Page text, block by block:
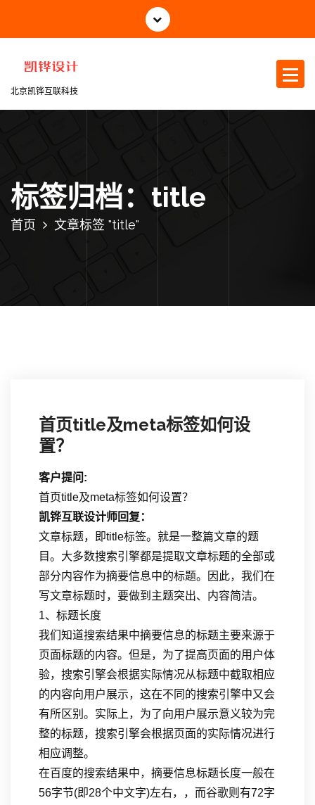
正
北京凯铧互联科技
标签归档：title
首页 文章标签 "title"
首页title及meta标签如何设
置？
客户提问:
首页title及meta标签如何设置？
凯铧互联设计师回复：
文章标题，即title标签。就是一整篇文章的题
目。大多数搜索引擎都是提取文章标题的全部或
部分内容作为摘要信息中的标题。因此，我们在
写文章标题时，要做到主题突出、内容简洁。
1、标题长度
我们知道搜索结果中摘要信息的标题主要来源于
页面标题的内容。但是，为了提高页面的用户体
验，搜索引擎会根据实际情况从标题中截取相应
的内容向用户展示，这在不同的搜索引擎中又会
有所区别。实际上，为了向用户展示意义较为完
整的标题，搜索引擎会根据页面的实际情况进行
相应调整。
在百度的搜索结果中，摘要信息标题长度一般在
56字节(即28个中文字)左右，，而谷歌则有72字